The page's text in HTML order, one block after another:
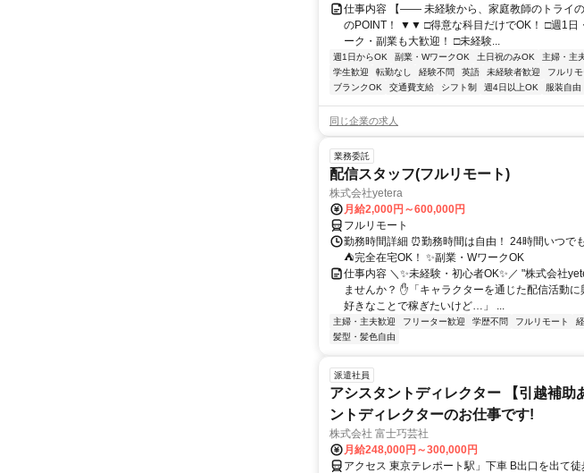
仕事内容 【―― 未経験から、家庭教師のトラ
のPOINT！ ▼▼ □得意な科目だけでOK！ □週1日
ーク・副業も大歓迎！ □未経験...
週1日からOK 副業・WワークOK 土日祝のみOK 主婦・主
学生歓迎
転勤なし 経験不問 英語 未経験者歓迎 フルリモ
ブランクOK
交通費支給 シフト制 週4日以上OK 服装自由
同じ企業の求人
業務委託
配信スタッフ(フルリモート)
株式会社yetera
月給2,000円～600,000円
フルリモート
勤務時間詳細 ⏰勤務時間は自由！ 24時間いつで
⛺完全在宅OK！ ✨副業・WワークOK
仕事内容 ＼✨未経験・初心者OK✨／ "株式会社
ませんか？ ✋「キャラクターを通じた配信活動
好きなことで稼ぎたいけど…」 ...
主婦・主夫歓迎 フリーター歓迎 学歴不問 フルリモート
髪型・髪色自由
派遣社員
アシスタントディレクター 【引越補
ントディレクターのお仕事です!
株式会社 富士巧芸社
月給248,000円～300,000円
アクセス 東京テレポート駅」下車 B出口を出て徒